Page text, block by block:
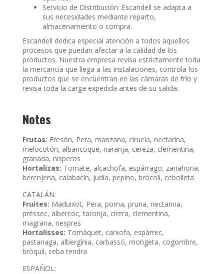
Servicio de Distribución: Escandell se adapta a
sus necesidades mediante reparto,
almacenamiento o compra.
Escandell dedica especial atención a todos aquellos
procesos que puedan afectar a la calidad de los
productos. Nuestra empresa revisa estrictamente toda
la mercancía que llega a las instalaciones, controla los
productos que se encuentran en las cámaras de frío y
revisa toda la carga expedida antes de su salida.
Notes
Frutas: Fresón, Pera, manzana, ciruela, nectarina,
melocotón, albaricoque, naranja, cereza, clementina,
granada, nísperos
Hortalizas: Tomate, alcachofa, espárrago, zanahoria,
berenjena, calabacín, judía, pepino, brócoli, cebolleta
CATALÁN:
Fruites: Maduixot, Pera, poma, pruna, nectarina,
préssec, albercoc, taronja, cirera, clementina,
magrana, nespres
Hortalisses: Tomàquet, carxofa, espàrrec,
pastanaga, albergínia, carbassó, mongeta, cogombre,
bròquil, ceba tendra
ESPAÑOL: